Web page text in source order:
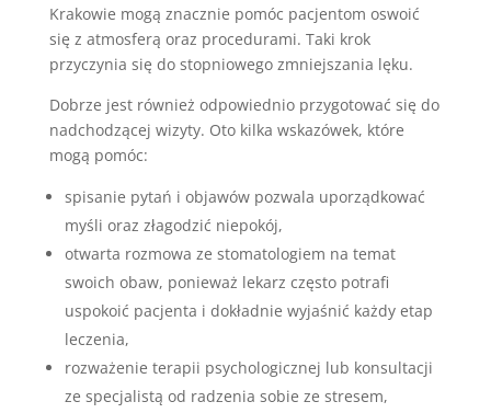
Krakowie mogą znacznie pomóc pacjentom oswoić
się z atmosferą oraz procedurami. Taki krok
przyczynia się do stopniowego zmniejszania lęku.
Dobrze jest również odpowiednio przygotować się do
nadchodzącej wizyty. Oto kilka wskazówek, które
mogą pomóc:
spisanie pytań i objawów pozwala uporządkować
myśli oraz złagodzić niepokój,
otwarta rozmowa ze stomatologiem na temat
swoich obaw, ponieważ lekarz często potrafi
uspokoić pacjenta i dokładnie wyjaśnić każdy etap
leczenia,
rozważenie terapii psychologicznej lub konsultacji
ze specjalistą od radzenia sobie ze stresem,